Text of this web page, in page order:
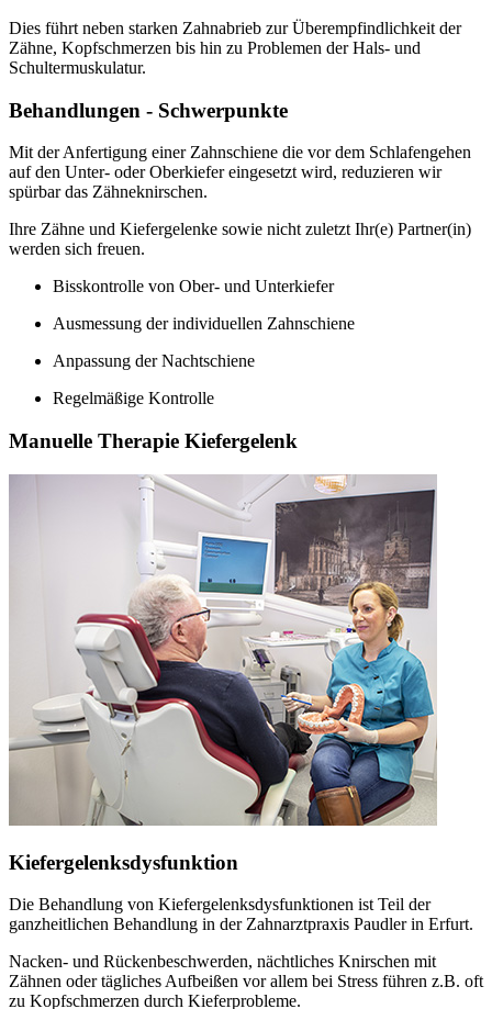
Dies führt neben starken Zahnabrieb zur Überempfindlichkeit der
Zähne, Kopfschmerzen bis hin zu Problemen der Hals- und
Schultermuskulatur.
Behandlungen - Schwerpunkte
Mit der Anfertigung einer Zahnschiene die vor dem Schlafengehen
auf den Unter- oder Oberkiefer eingesetzt wird, reduzieren wir
spürbar das Zähneknirschen.
Ihre Zähne und Kiefergelenke sowie nicht zuletzt Ihr(e) Partner(in)
werden sich freuen.
Bisskontrolle von Ober- und Unterkiefer
Ausmessung der individuellen Zahnschiene
Anpassung der Nachtschiene
Regelmäßige Kontrolle
Manuelle Therapie Kiefergelenk
Kiefergelenksdysfunktion
Die Behandlung von Kiefergelenksdysfunktionen ist Teil der
ganzheitlichen Behandlung in der Zahnarztpraxis Paudler in Erfurt.
Nacken- und Rückenbeschwerden, nächtliches Knirschen mit
Zähnen oder tägliches Aufbeißen vor allem bei Stress führen z.B. oft
zu Kopfschmerzen durch Kieferprobleme.